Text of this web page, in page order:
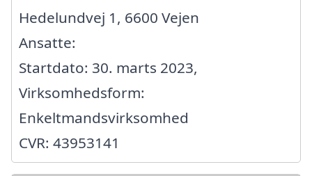
Hedelundvej 1, 6600 Vejen
Ansatte:
Startdato: 30. marts 2023,
Virksomhedsform:
Enkeltmandsvirksomhed
CVR: 43953141